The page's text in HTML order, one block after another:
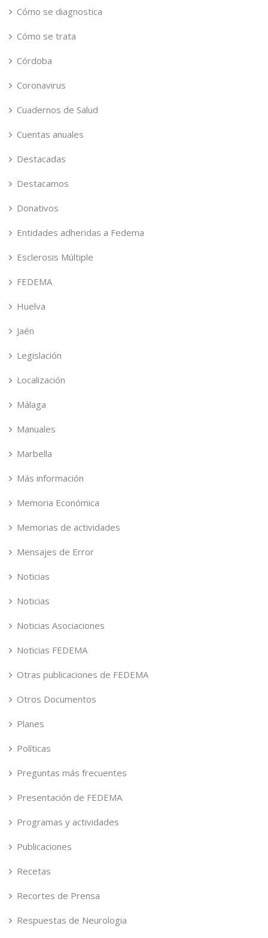
Cómo se diagnostica
Cómo se trata
Córdoba
Coronavirus
Cuadernos de Salud
Cuentas anuales
Destacadas
Destacamos
Donativos
Entidades adheridas a Fedema
Esclerosis Múltiple
FEDEMA
Huelva
Jaén
Legislación
Localización
Málaga
Manuales
Marbella
Más información
Memoria Económica
Memorias de actividades
Mensajes de Error
Noticias
Noticias
Noticias Asociaciones
Noticias FEDEMA
Otras publicaciones de FEDEMA
Otros Documentos
Planes
Políticas
Preguntas más frecuentes
Presentación de FEDEMA
Programas y actividades
Publicaciones
Recetas
Recortes de Prensa
Respuestas de Neurologia